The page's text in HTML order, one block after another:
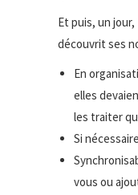
Et puis, un
découvrit ses
En
elles
les traiter
Si
vous ou